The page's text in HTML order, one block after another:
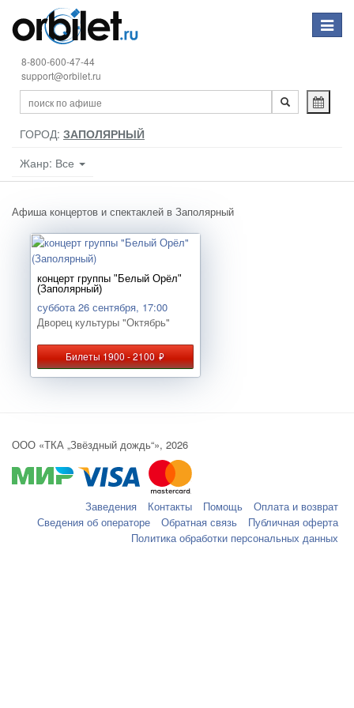
Toggle
8-800-600-47-44
support@orbilet.ru
ГОРОД: ЗАПОЛЯРНЫЙ
Жанр: Все
Афиша концертов и спектаклей в Заполярный
концерт группы "Белый Орёл"
(Заполярный)
суббота 26 сентября, 17:00
Дворец культуры "Октябрь"
Билеты 1900 - 2100руб.
ООО «ТКА „Звёздный дождь“», 2026
Заведения Контакты Помощь
Оплата и возврат
Сведения об операторе
Обратная связь
Публичная оферта
Политика обработки персональных данных